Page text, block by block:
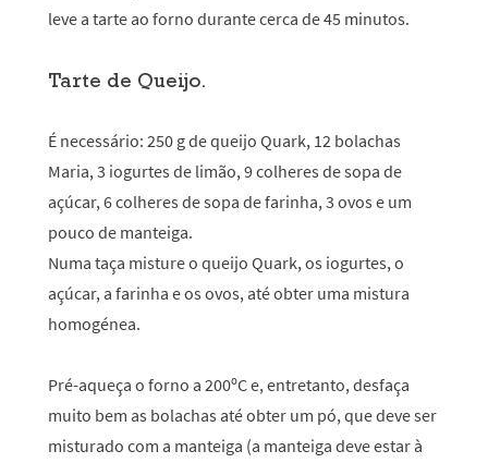
leve a tarte ao forno durante cerca de 45 minutos.
Tarte de Queijo.
É necessário: 250 g de queijo Quark, 12 bolachas
Maria, 3 iogurtes de limão, 9 colheres de sopa de
açúcar, 6 colheres de sopa de farinha, 3 ovos e um
pouco de manteiga.
Numa taça misture o queijo Quark, os iogurtes, o
açúcar, a farinha e os ovos, até obter uma mistura
homogénea.
Pré-aqueça o forno a 200ºC e, entretanto, desfaça
muito bem as bolachas até obter um pó, que deve ser
misturado com a manteiga (a manteiga deve estar à